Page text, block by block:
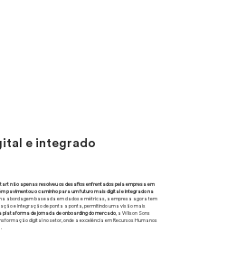
e integrado
não apenas resolveu os desafios enfrentados pela empresa em
pavimentou o caminho para um futuro mais digital e integrado na
abordagem baseada em dados e métricas, a empresa agora tem
e integração de ponta a ponta, permitindo uma visão mais
plataforma de jornada de onboarding do mercado, a Wilson Sons
digital no setor, onde a excelência em Recursos Humanos